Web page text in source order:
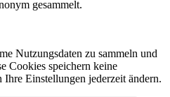
gesammelt.
Nutzungsdaten zu sammeln und
Cookies speichern keine
Einstellungen jederzeit ändern.